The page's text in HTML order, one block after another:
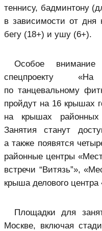
теннису, бадминтону
в зависимости от дня
бегу (18+) и ушу (6+).
Особое
спецпроекту
по танцевальному
пройдут на 16 крышах
на крышах районных
Занятия станут
а также появятся
районные центры
встречи “Витязь”»,
крыша делового
Площадки для
Москве, включая